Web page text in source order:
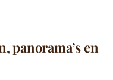
panorama’s en